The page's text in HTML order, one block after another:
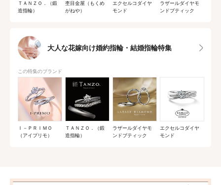
ＴＡＮＺＯ．（鍛
造指輪）
杢目金屋（もくめ
がねや）
エクセルコダイヤ
モンド
ラザールダイヤモ
ンドブティック
大人な花嫁向け婚約指輪・結婚指輪特集
この特集のブランド
Ｉ－ＰＲＩＭＯ
（アイプリモ）
ＴＡＮＺＯ．（鍛
造指輪）
ラザールダイヤモ
ンドブティック
エクセルコダイヤ
モンド